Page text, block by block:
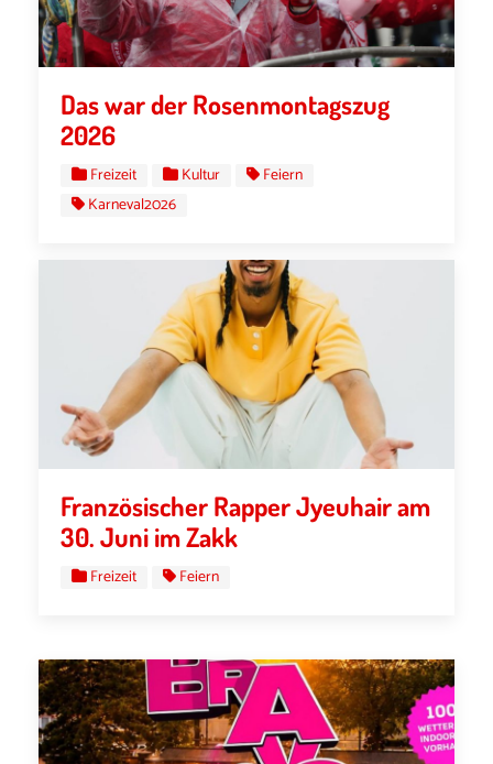
Das war der Rosenmontagszug
2026
Freizeit Kultur
Feiern
Karneval2026
Französischer Rapper Jyeuhair am
30. Juni im Zakk
Freizeit Feiern